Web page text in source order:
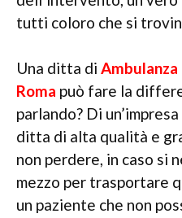
tutti coloro che si
Una ditta di
Roma può fare la
parlando? Di
ditta di alta qualità e
non perdere, in caso si
mezzo per trasportare
un paziente che non